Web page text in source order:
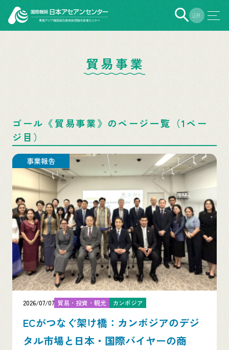
EN
JP
貿易事業
ゴール《貿易事業》のページ一覧（1ペー
ジ目）
事業報告
2026/07/07 貿易・投資・観光 カンボジア
ECがつなぐ架け橋：カンボジアのデジ
タル市場と日本・国際バイヤーの商